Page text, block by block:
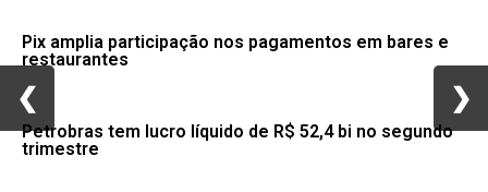
Pix amplia participação nos pagamentos em bares e
restaurantes
Petrobras tem lucro líquido de R$ 52,4 bi no segundo
trimestre
❮ ❯
❮ ❯